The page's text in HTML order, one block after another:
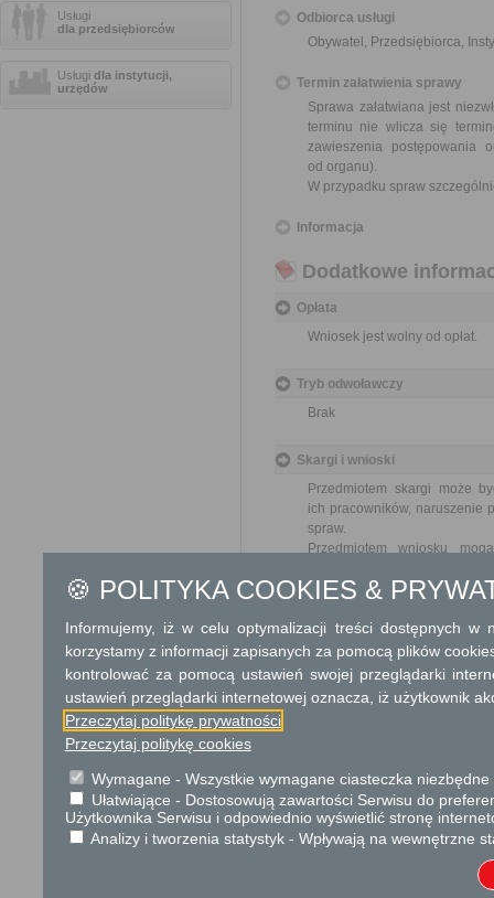
Usługi
dla przedsiębiorców
Usługi dla instytucji,
urzędów
Odbiorca usługi
Obywatel, Przedsiębiorca,
Termin załatwienia sprawy
Sprawa załatwiana jest
terminu nie wlicza się
zawieszenia postępowania
od organu).
W przypadku spraw
Informacja
Dodatkowe
Opłata
Wniosek jest wolny od opłat.
Tryb odwoławczy
Brak
Skargi i wnioski
Przedmiotem skargi może
ich pracowników, naruszenie
spraw.
Przedmiotem wniosku
Organ właściwy dla
Podstawa prawna
Ustawa z dnia 23
Ustawa z dnia 21
KLAUZULA INFORMACYJNA
Realizując obowiązek
27.04.2016 r. w sprawie
takich danych oraz uchylenia
🍪 POLITYKA COOKIES &
Informujemy, iż w celu optymalizacji treści dostępnych w
korzystamy z informacji zapisanych za pomocą plików
kontrolować za pomocą ustawień swojej przeglądarki
ustawień przeglądarki internetowej oznacza, iż użytkownik
Przeczytaj politykę prywatności
Przeczytaj politykę cookies
Wymagane - Wszystkie wymagane ciasteczka
Ułatwiające - Dostosowują zawartości Serwisu do
Użytkownika Serwisu i odpowiednio wyświetlić stronę
Analizy i tworzenia statystyk - Wpływają na wewnętrzne